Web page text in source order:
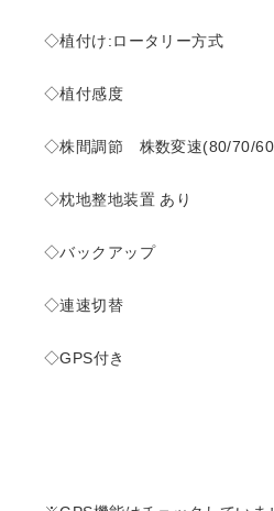
◇植付け:ロータリー方式
◇植付感度
◇株間調節 株数変速(80/70/
◇枕地整地装置 あり
◇バックアップ
◇連速切替
◇GPS付き